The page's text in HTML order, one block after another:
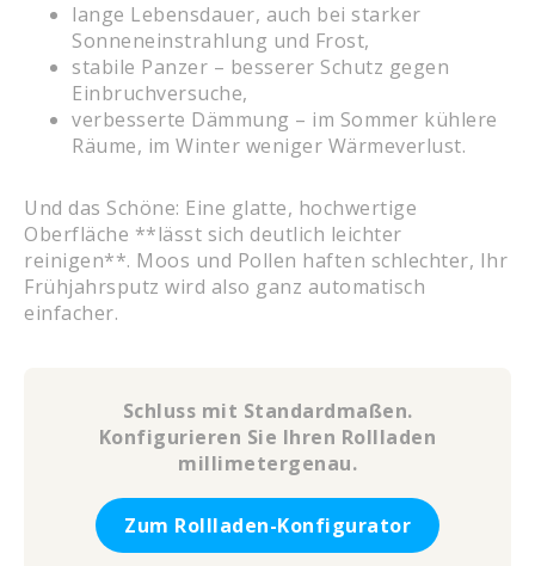
lange Lebensdauer, auch bei starker
Sonneneinstrahlung und Frost,
stabile Panzer – besserer Schutz gegen
Einbruchversuche,
verbesserte Dämmung – im Sommer kühlere
Räume, im Winter weniger Wärmeverlust.
Und das Schöne: Eine glatte, hochwertige
Oberfläche **lässt sich deutlich leichter
reinigen**. Moos und Pollen haften schlechter, Ihr
Frühjahrsputz wird also ganz automatisch
einfacher.
Schluss mit Standardmaßen.
Konfigurieren Sie Ihren Rollladen
millimetergenau.
Zum Rollladen-Konfigurator